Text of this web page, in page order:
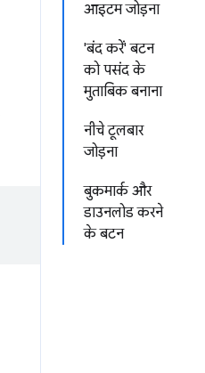
आइटम जोड़ना
'बंद करें' बटन
को पसंद के
मुताबिक बनाना
नीचे टूलबार
जोड़ना
बुकमार्क और
डाउनलोड करने
के बटन